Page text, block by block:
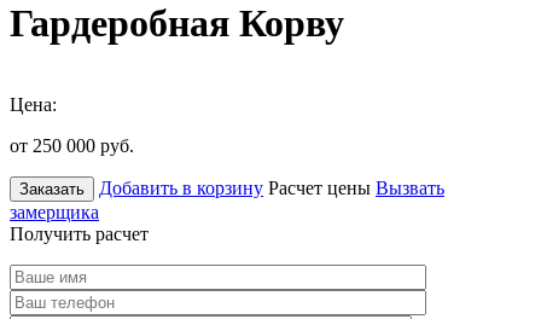
Гардеробная Корву
Цена:
от 250 000 руб.
Заказать Добавить в корзину Расчет цены Вызвать
замерщика
Получить расчет